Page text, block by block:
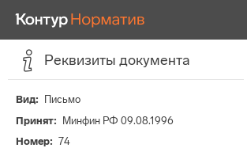
Реквизиты документа
Вид
Письмо
Принят
Минфин РФ 09.08.1996
Номер
74